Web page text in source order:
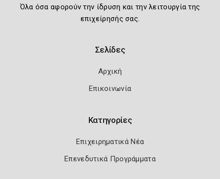
Όλα όσα αφορούν την ίδρυση και την λειτουργία της
επιχείρησής σας.
Σελίδες
Αρχική
Επικοινωνία
Κατηγορίες
Επιχειρηματικά Νέα
Επενεδυτικά Προγράμματα